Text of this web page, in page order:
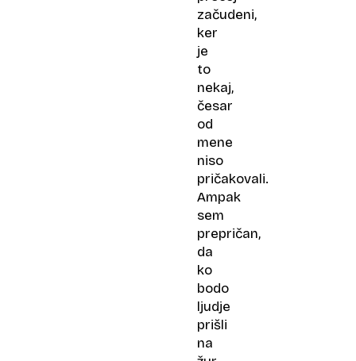
začudeni,
ker
je
to
nekaj,
česar
od
mene
niso
pričakovali.
Ampak
sem
prepričan,
da
ko
bodo
ljudje
prišli
na